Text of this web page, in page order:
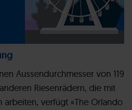
Aussendurchmesser von 119
Riesenrädern, die mit
arbeiten, verfügt «The Orlando